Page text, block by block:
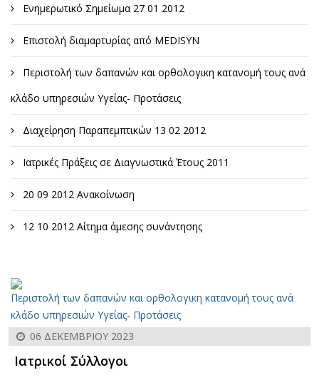
Ενημερωτικό Σημείωμα 27 01 2012
Επιστολή διαμαρτυρίας από MEDISYN
Περιστολή των δαπανών και ορθολογικη κατανομή τους ανά
κλάδο υπηρεσιών Υγείας- Προτάσεις
Διαχείρηση Παραπεμπτικών 13 02 2012
Ιατρικές Πράξεις σε Διαγνωστικά Έτους 2011
20 09 2012 Ανακοίνωση
12 10 2012 Αίτημα άμεσης συνάντησης
Περιστολή των δαπανών και ορθολογικη κατανομή τους ανά
κλάδο υπηρεσιών Υγείας- Προτάσεις
06 ΔΕΚΕΜΒΡΊΟΥ 2023
Ιατρικοί Σύλλογοι